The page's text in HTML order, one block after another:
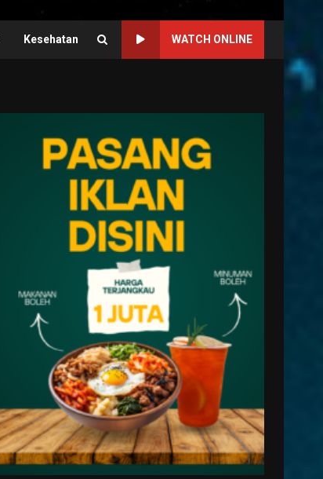
Kesehatan WATCH ONLINE